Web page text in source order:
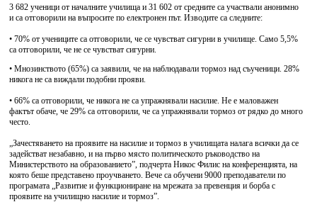
3 682 ученици от началните училища и 31 602 от средните са участвали анонимно
и са отговорили на въпросите по електронен път. Изводите са следните:
• 70% от учениците са отговорили, че се чувстват сигурни в училище. Само 5,5%
са отговорили, че не се чувстват сигурни.
• Мнозинството (65%) са заявили, че на наблюдавали тормоз над съученици. 28%
никога не са виждали подобни прояви.
• 66% са отговорили, че никога не са упражнявали насилие. Не е маловажен
фактът обаче, че 29% са отговорили, че са упражнявали тормоз от рядко до много
често.
„Зачестяването на проявите на насилие и тормоз в училищата налага всички да се
задействат незабавно, и на първо място политическото ръководство на
Министерството на образованието”, подчерта Никос Филис на конференцията, на
която беше представено проучването. Вече са обучени 9000 преподаватели по
програмата „Развитие и функциониране на мрежата за превенция и борба с
проявите на училищно насилие и тормоз”.